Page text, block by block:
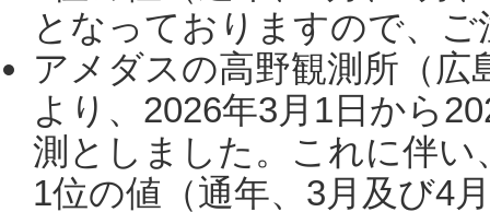
となっておりますので、
アメダスの高野観測所（
より、2026年3月1日から
測としました。これに伴い
1位の値（通年、3月及び4